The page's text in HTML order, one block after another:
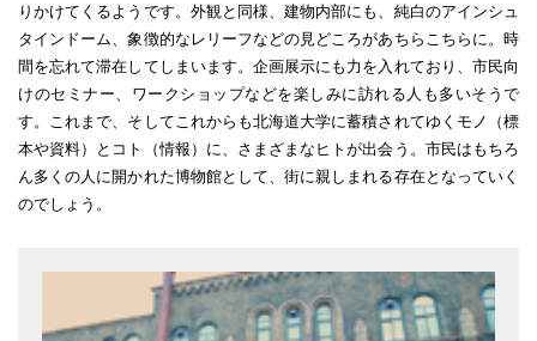
りかけてくるようです。外観と同様、建物内部にも、純白のアインシュ
タインドーム、象徴的なレリーフなどの見どころがあちらこちらに。時
間を忘れて滞在してしまいます。企画展示にも力を入れており、市民向
けのセミナー、ワークショップなどを楽しみに訪れる人も多いそうで
す。これまで、そしてこれからも北海道大学に蓄積されてゆくモノ（標
本や資料）とコト（情報）に、さまざまなヒトが出会う。市民はもちろ
ん多くの人に開かれた博物館として、街に親しまれる存在となっていく
のでしょう。